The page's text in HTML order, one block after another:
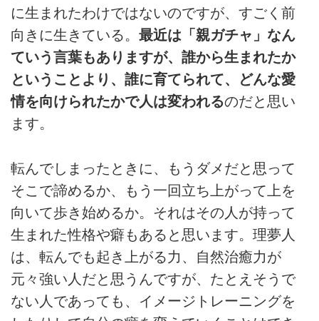
に生まれたわけではないのですが、すごく前
向きに生きている。 最近は「親ガチャ」なん
ていう言葉もありますが、誰から生まれたか
ということより、誰に育てられて、どんな愛
情を向けられたかで人は変われるのだと思い
ます。
転んでしまったときに、もうダメだと思って
そこで諦めるか、もう一回立ち上がって上を
向いて歩き始めるか。それはその人が持って
生まれた性格や癖もあると思います。理夢人
は、転んでも起き上がる力、自然治癒力が
元々強い人だと思うんですが、たとえそうで
ない人であっても、イメージトレーニングを